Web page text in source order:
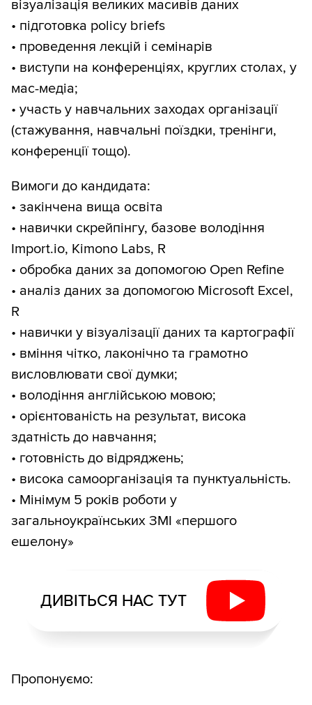
візуалізація великих масивів даних
• підготовка policy briefs
• проведення лекцій і семінарів
• виступи на конференціях, круглих столах, у
мас-медіа;
• участь у навчальних заходах організації
(стажування, навчальні поїздки, тренінги,
конференції тощо).
Вимоги до кандидата:
• закінчена вища освіта
• навички скрейпінгу, базове володіння
Import.io, Kimono Labs, R
• обробка даних за допомогою Open Refine
• аналіз даних за допомогою Microsoft Excel,
R
• навички у візуалізації даних та картографії
• вміння чітко, лаконічно та грамотно
висловлювати свої думки;
• володіння англійською мовою;
• орієнтованість на результат, висока
здатність до навчання;
• готовність до відряджень;
• висока самоорганізація та пунктуальність.
• Мінімум 5 років роботи у
загальноукраїнських ЗМІ «першого
ешелону»
ДИВІТЬСЯ НАС ТУТ
Пропонуємо: